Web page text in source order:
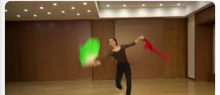
年努力得到的荣誉。小桥流水，鸟语花香，当然也有沼泽荆棘，常方舟将高
考的经历当成一段唯美的风景，一段永远值得珍藏的记忆来回忆。 跟很多状
元一样，常方舟小时候成绩一直都很好，以初中第一的成绩被保送重点高
中，高中里也是一样的优秀。其实，在考入北大之前，常方舟有一个保送北
大的名额，因为专业是历史和考古系的缘故，常方舟毅然的放弃了这个名
额。当时很多老师和同学都为她放弃了这么一个难得机会而惋惜，但是常方
舟非常肯定的告诉他们："我喜欢的是中文系 ，我要自己考入北大。"从小学
开始，常方舟就养成了爱读书的习惯，尤其喜欢文学和历史方面的书籍，
《飘》、《城南旧时》以及文学大师们的作品她都很喜欢看。高一、高二期
间，常方舟一直参与编辑文学社的《翱翔》杂志，平时，还帮忙出班上的海
报栏简报，每周作一次更新，这是兴趣得到延伸的平台。在文学的熏陶下，
读中文系成了常方舟一直的理想，在机会面前，她选择了兴趣，选择了为自